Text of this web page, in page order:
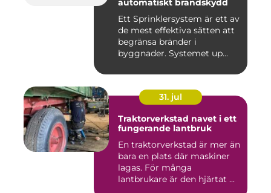
automatiskt brandskydd
Ett Sprinklersystem är ett av
de mest effektiva sätten att
begränsa bränder i
byggnader. Systemet up...
31. jul
Traktorverkstad navet i ett
fungerande lantbruk
En traktorverkstad är mer än
bara en plats där maskiner
lagas. För många
lantbrukare är den hjärtat ...